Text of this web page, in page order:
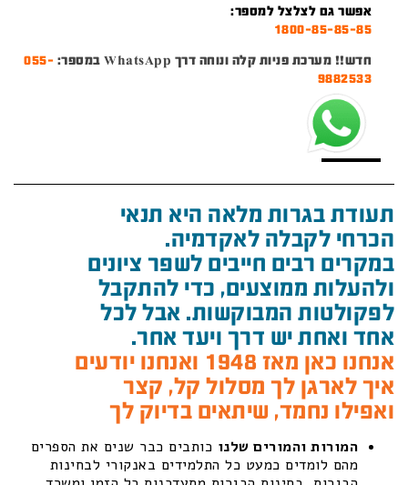
אפשר גם לצלצל למספר:
1800-85-85-85
חדש!! מערכת פניות קלה ונוחה דרך WhatsApp במספר:
055-
9882533
תעודת בגרות מלאה היא תנאי
הכרחי לקבלה לאקדמיה.
במקרים רבים חייבים לשפר ציונים
ולהעלות ממוצעים, כדי להתקבל
לפקולטות המבוקשות. אבל לכל
אחד ואחת יש דרך ויעד אחר.
אנחנו כאן מאז 1948 ואנחנו יודעים
איך לארגן לך מסלול קל, קצר
ואפילו נחמד, שיתאים בדיוק לך
המורות והמורים שלנו כותבים כבר שנים את הספרים
מהם לומדים כמעט כל התלמידים באנקורי לבחינות